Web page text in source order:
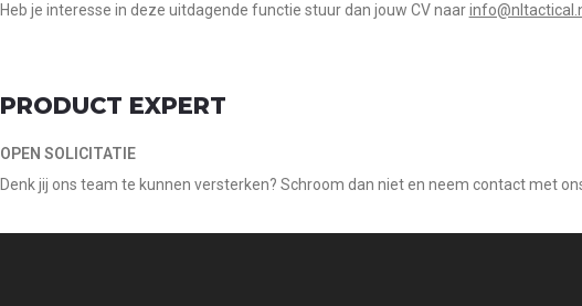
Heb je interesse in deze uitdagende functie stuur dan jouw CV naar
PRODUCT EXPERT
OPEN SOLICITATIE
Denk jij ons team te kunnen versterken? Schroom dan niet en neem contact met